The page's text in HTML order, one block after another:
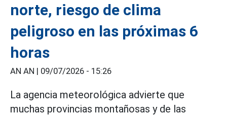
norte, riesgo de clima
peligroso en las próximas 6
horas
AN AN | 09/07/2026 - 15:26
La agencia meteorológica advierte que
muchas provincias montañosas y de las